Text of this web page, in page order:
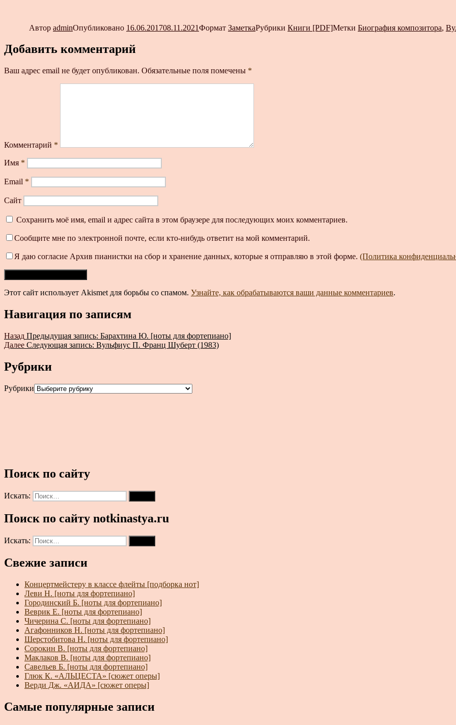
Автор adminОпубликовано 16.06.201708.11.2021Формат ЗаметкаРубрики Книги [PDF]Метки Биография композитора,
Добавить комментарий
Ваш адрес email не будет опубликован. Обязательные поля помечены *
Комментарий *
Имя *
Email *
Сайт
Сохранить моё имя, email и адрес сайта в этом браузере для последующих моих комментариев.
Сообщите мне по электронной почте, если кто-нибудь ответит на мой комментарий.
Я даю согласие Архив пианистки на сбор и хранение данных, которые я отправляю в этой форме. (Политика
Этот сайт использует Akismet для борьбы со спамом. Узнайте, как обрабатываются ваши данные комментариев.
Навигация по записям
Назад Предыдущая запись: Барахтина Ю. [ноты для фортепиано]
Далее Следующая запись: Вульфиус П. Франц Шуберт (1983)
Рубрики
Рубрики
Поиск по сайту
Искать:
Поиск по сайту notkinastya.ru
Искать:
Свежие записи
Концертмейстеру в классе флейты [подборка нот]
Леви Н. [ноты для фортепиано]
Городинский Б. [ноты для фортепиано]
Веврик Е. [ноты для фортепиано]
Чичерина С. [ноты для фортепиано]
Агафонников Н. [ноты для фортепиано]
Шерстобитова Н. [ноты для фортепиано]
Сорокин В. [ноты для фортепиано]
Маклаков В. [ноты для фортепиано]
Савельев Б. [ноты для фортепиано]
Глюк К. «АЛЬЦЕСТА» [сюжет оперы]
Верди Дж. «АИДА» [сюжет оперы]
Самые популярные записи